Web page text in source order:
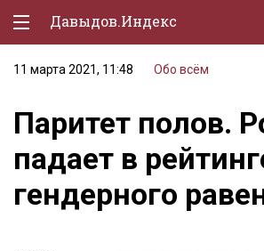
Давыдов.Индекс
Политическая жизнь
Экономика
Природа
Образование
11 марта 2021, 11:48 Обо всём
Паритет полов.
падает в
гендерного